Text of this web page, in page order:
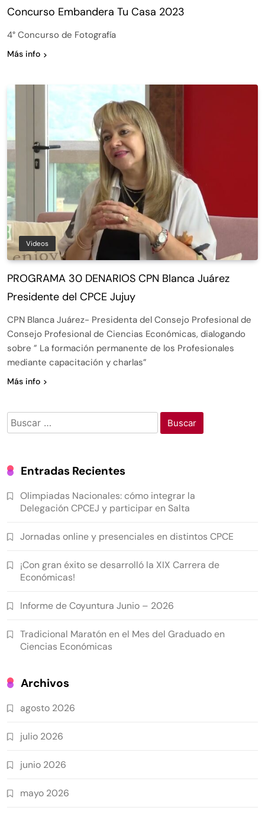
Concurso Embandera Tu Casa 2023
4° Concurso de Fotografía
Más info
Videos
PROGRAMA 30 DENARIOS CPN Blanca Juárez
Presidente del CPCE Jujuy
CPN Blanca Juárez- Presidenta del Consejo Profesional de
Consejo Profesional de Ciencias Económicas, dialogando
sobre ” La formación permanente de los Profesionales
mediante capacitación y charlas”
Más info
Entradas Recientes
Olimpiadas Nacionales: cómo integrar la
Delegación CPCEJ y participar en Salta
Jornadas online y presenciales en distintos CPCE
¡Con gran éxito se desarrolló la XIX Carrera de
Económicas!
Informe de Coyuntura Junio – 2026
Tradicional Maratón en el Mes del Graduado en
Ciencias Económicas
Archivos
agosto 2026
julio 2026
junio 2026
mayo 2026